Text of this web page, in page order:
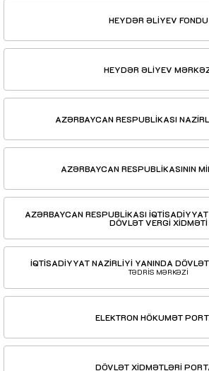
HEYDƏR ƏLİYEV FONDU
HEYDƏR ƏLİYEV
AZƏRBAYCAN RESPUBLİKASI
AZƏRBAYCAN RESPUBLİKASININ
AZƏRBAYCAN RESPUBLİKASI
DÖVLƏT VERGİ XİDMƏTİ
İQTİSADİYYAT NAZİRLİYİ YANINDA
TƏDRİS MƏRKƏZİ
ELEKTRON HÖKUMƏT
DÖVLƏT XİDMƏTLƏRİ